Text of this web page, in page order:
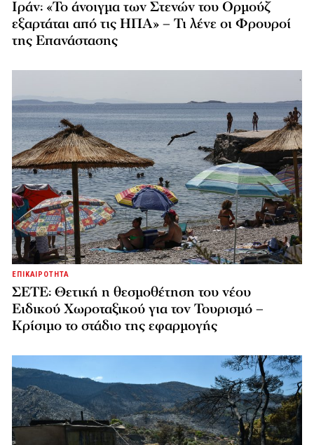
Ιράν: «Το άνοιγμα των Στενών του Ορμούζ
εξαρτάται από τις ΗΠΑ» – Τι λένε οι Φρουροί
της Επανάστασης
ΕΠΙΚΑΙΡΟΤΗΤΑ
ΣΕΤΕ: Θετική η θεσμοθέτηση του νέου
Ειδικού Χωροταξικού για τον Τουρισμό –
Κρίσιμο το στάδιο της εφαρμογής